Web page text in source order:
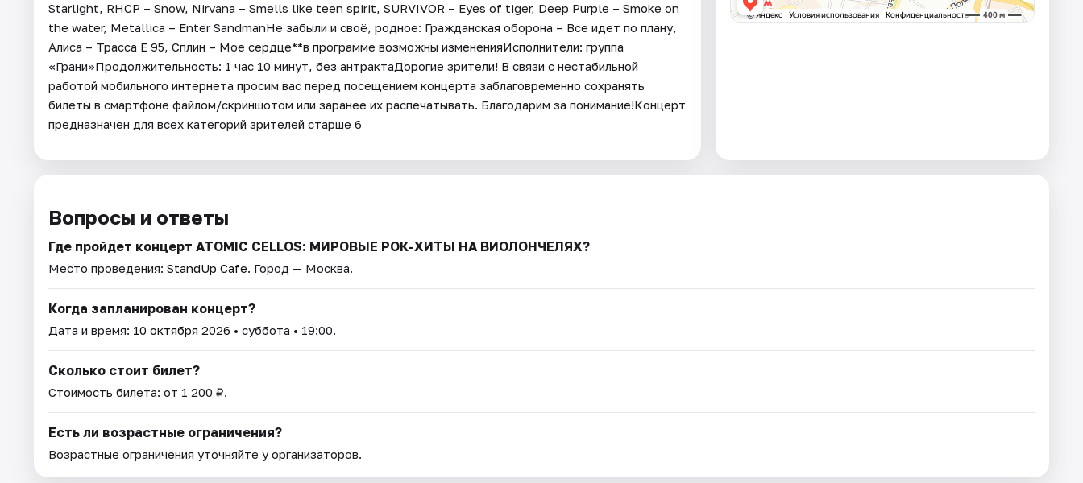
Starlight, RHCP – Snow, Nirvana – Smells like teen spirit, SURVIVOR – Eyes of tiger, Deep Purple – Smoke on
the water, Metallica – Enter SandmanНе забыли и своё, родное: Гражданская оборона – Все идет по плану,
Алиса – Трасса Е 95, Сплин – Мое сердце**в программе возможны измененияИсполнители: группа
«Грани»Продолжительность: 1 час 10 минут, без антрактаДорогие зрители! В связи с нестабильной
работой мобильного интернета просим вас перед посещением концерта заблаговременно сохранять
билеты в смартфоне файлом/скриншотом или заранее их распечатывать. Благодарим за понимание!Концерт
предназначен для всех категорий зрителей старше 6
Вопросы и ответы
Где пройдет концерт ATOMIC CELLOS: МИРОВЫЕ РОК-ХИТЫ НА ВИОЛОНЧЕЛЯХ?
Место проведения: StandUp Cafe. Город — Москва.
Когда запланирован концерт?
Дата и время: 10 октября 2026 • суббота • 19:00.
Сколько стоит билет?
Стоимость билета: от 1 200 ₽.
Есть ли возрастные ограничения?
Возрастные ограничения уточняйте у организаторов.